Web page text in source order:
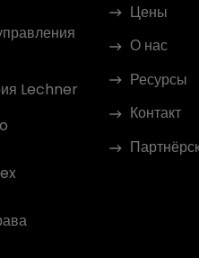
Lechner
Цены
О нас
Ресурсы
Контакт